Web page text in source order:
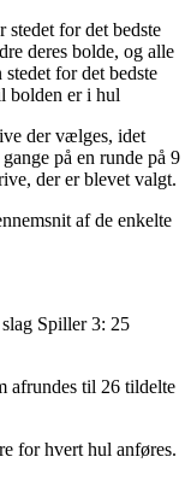
for det bedste
deres bolde, og alle
for det bedste
bolden er i hul
der vælges, idet
på en runde på 9
der er blevet valgt.
af de enkelte
Spiller 3: 25
afrundes til 26 tildelte
for hvert hul anføres.